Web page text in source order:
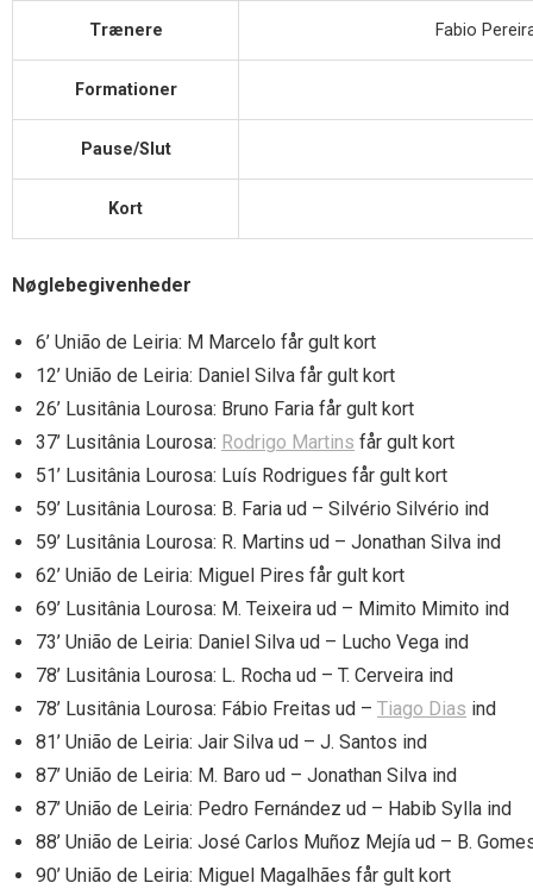
Trænere Fabio
Formationer
Pause/Slut
Kort
Nøglebegivenheder
6’ União de Leiria: M Marcelo får gult kort
12’ União de Leiria: Daniel Silva får gult kort
26’ Lusitânia Lourosa: Bruno Faria får gult kort
37’ Lusitânia Lourosa: Rodrigo Martins får gult kort
51’ Lusitânia Lourosa: Luís Rodrigues får gult kort
59’ Lusitânia Lourosa: B. Faria ud – Silvério Silvério ind
59’ Lusitânia Lourosa: R. Martins ud – Jonathan Silva ind
62’ União de Leiria: Miguel Pires får gult kort
69’ Lusitânia Lourosa: M. Teixeira ud – Mimito Mimito ind
73’ União de Leiria: Daniel Silva ud – Lucho Vega ind
78’ Lusitânia Lourosa: L. Rocha ud – T. Cerveira ind
78’ Lusitânia Lourosa: Fábio Freitas ud – Tiago Dias ind
81’ União de Leiria: Jair Silva ud – J. Santos ind
87’ União de Leiria: M. Baro ud – Jonathan Silva ind
87’ União de Leiria: Pedro Fernández ud – Habib Sylla ind
88’ União de Leiria: José Carlos Muñoz Mejía ud – B.
90’ União de Leiria: Miguel Magalhães får gult kort